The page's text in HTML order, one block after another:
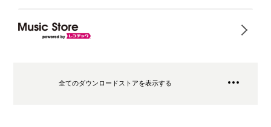
全てのダウンロードストアを表示する